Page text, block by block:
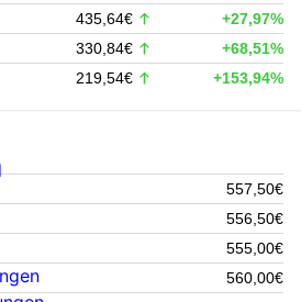
435,64€
+27,97%
330,84€
+68,51%
219,54€ +153,94%
557,50€
556,50€
555,00€
560,00€